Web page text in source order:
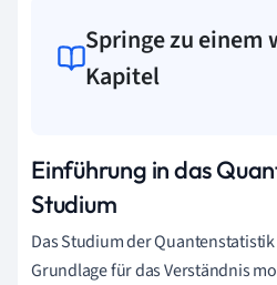
Springe zu einem
Kapitel
Einführung in das
Studium
Das Studium der
Grundlage für das Verständnis